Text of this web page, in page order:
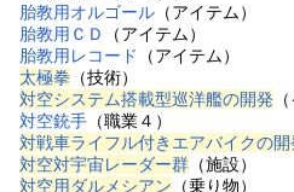
胎教用オルゴール （アイテム）
胎教用ＣＤ
（アイテム）
胎教用レコード
（アイテム）
太極拳 （技術）
対空システム搭載型巡洋艦の開発
対空銃手 （職業４）
対戦車ライフル付きエアバイクの開
対空対宇宙レーダー群 （施設）
対空用ダルメシアン （乗り物）